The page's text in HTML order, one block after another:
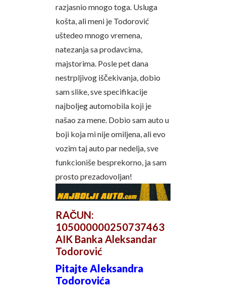
razjasnio mnogo toga. Usluga
košta, ali meni je Todorović
uštedeo mnogo vremena,
natezanja sa prodavcima,
majstorima. Posle pet dana
nestrpljivog iščekivanja, dobio
sam slike, sve specifikacije
najboljeg automobila koji je
našao za mene. Dobio sam auto u
boji koja mi nije omiljena, ali evo
vozim taj auto par nedelja, sve
funkcioniše besprekorno, ja sam
prosto prezadovoljan!
RAČUN:
105000000250737463
AIK Banka Aleksandar
Todorović
Pitajte Aleksandra
Todorovića